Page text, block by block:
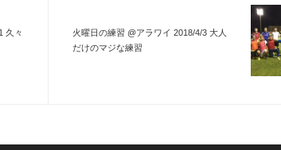
久々
火曜日の練習 @アラワイ 2018/4/3 大人
だけのマジな練習